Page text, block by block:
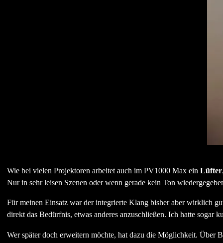
Wie bei vielen Projektoren arbeitet auch im PV1000 Max ein Lüfter
Nur in sehr leisen Szenen oder wenn gerade kein Ton
Für meinen Einsatz war der integrierte Klang bisher aber wirklich
direkt das Bedürfnis, etwas anderes anzuschließen. Ich hatte sogar
Wer später doch erweitern möchte, hat dazu die Möglichkeit. Über